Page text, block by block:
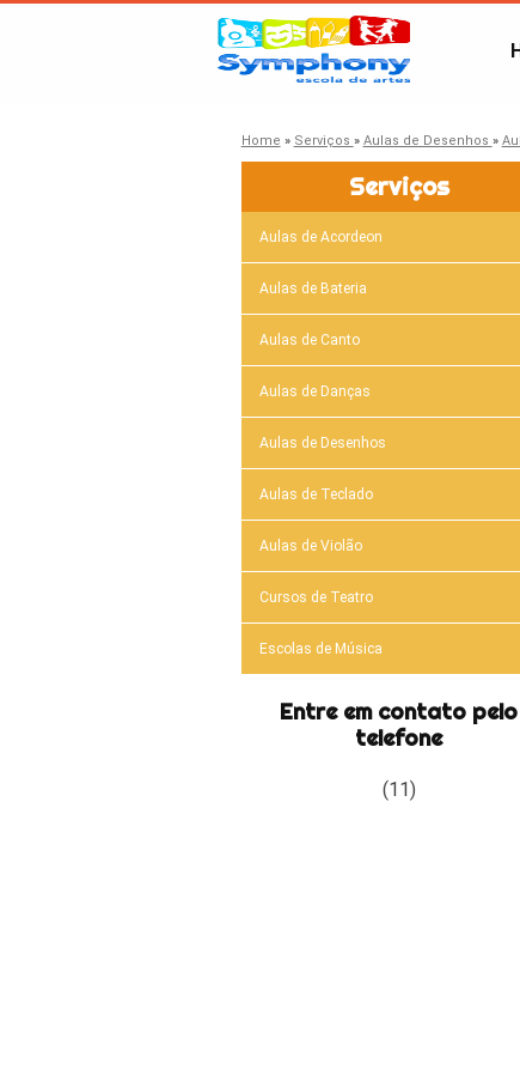
Home » Serviços » Aulas de Desenhos »
Serviços
Aulas de Acordeon
Aulas de Bateria
Aulas de Canto
Aulas de Danças
Aulas de Desenhos
Aulas de Teclado
Aulas de Violão
Cursos de Teatro
Escolas de Música
Entre em contato pelo
telefone
(11)